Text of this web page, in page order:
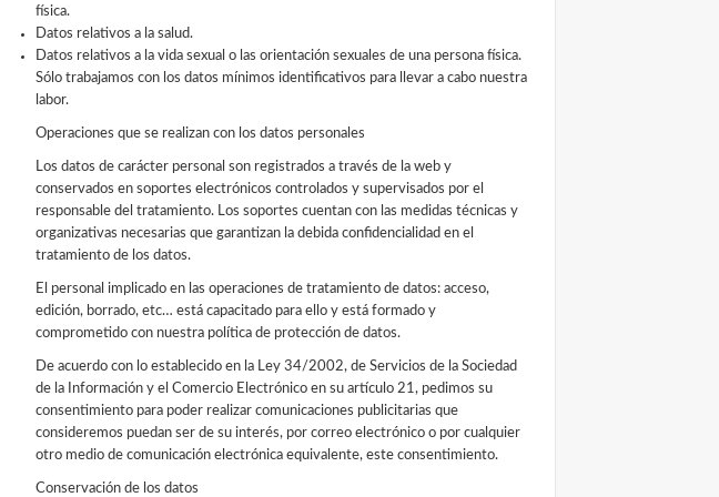
física.
Datos relativos a la salud.
Datos relativos a la vida sexual o las orientación sexuales de una persona física.
Sólo trabajamos con los datos mínimos identificativos para llevar a cabo nuestra
labor.
Operaciones que se realizan con los datos personales
Los datos de carácter personal son registrados a través de la web y
conservados en soportes electrónicos controlados y supervisados por el
responsable del tratamiento. Los soportes cuentan con las medidas técnicas y
organizativas necesarias que garantizan la debida confidencialidad en el
tratamiento de los datos.
El personal implicado en las operaciones de tratamiento de datos: acceso,
edición, borrado, etc… está capacitado para ello y está formado y
comprometido con nuestra política de protección de datos.
De acuerdo con lo establecido en la Ley 34/2002, de Servicios de la Sociedad
de la Información y el Comercio Electrónico en su artículo 21, pedimos su
consentimiento para poder realizar comunicaciones publicitarias que
consideremos puedan ser de su interés, por correo electrónico o por cualquier
otro medio de comunicación electrónica equivalente, este consentimiento.
Conservación de los datos